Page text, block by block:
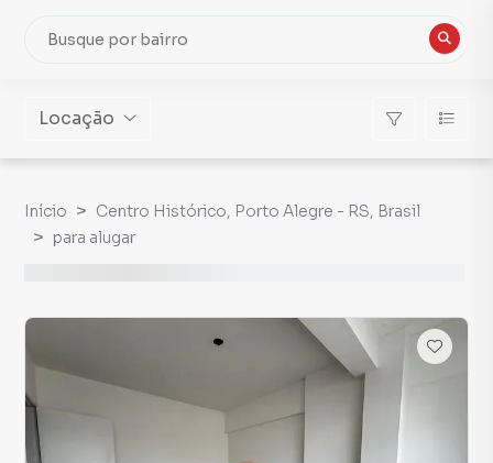
Locação
Início
Centro Histórico, Porto Alegre - RS, Brasil
para alugar